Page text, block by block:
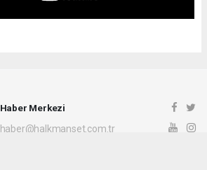
Haber Merkezi
haber@halkmanset.com.tr